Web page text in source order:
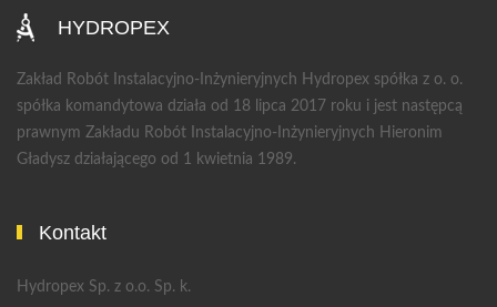
HYDROPEX
Zakład Robót Instalacyjno-Inżynieryjnych Hydropex spółka z o. o.
spółka komandytowa działa od 18 lipca 2017 roku i jest następcą
prawnym Zakładu Robót Instalacyjno-Inżynieryjnych Hieronim
Gładysz działającego od 1 kwietnia 1989.
Kontakt
Hydropex Sp. z o.o. Sp. k.